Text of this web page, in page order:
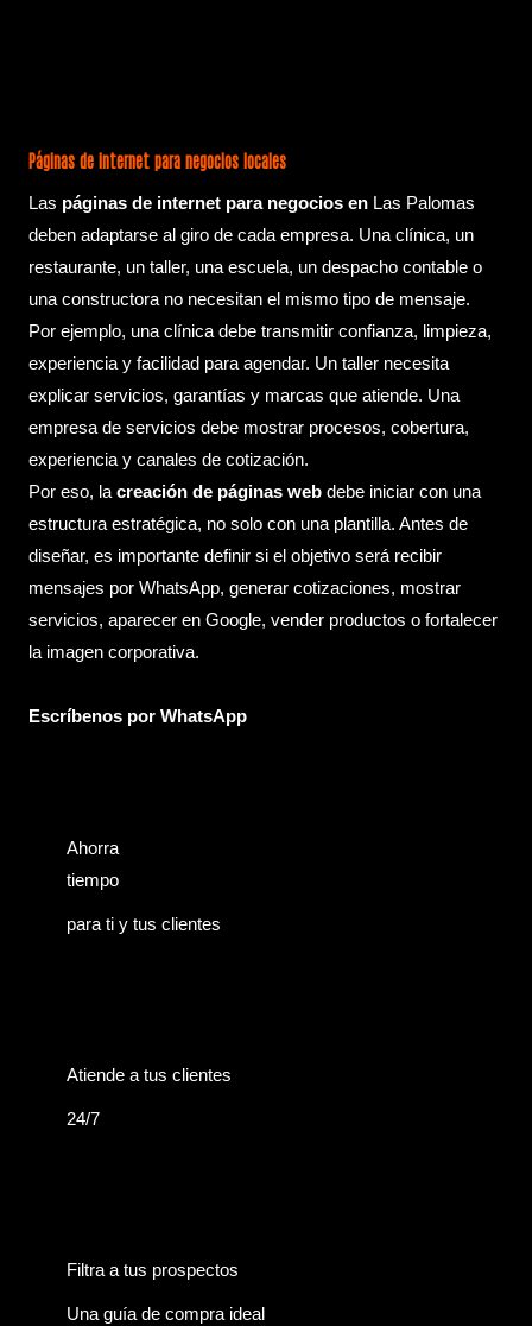
Páginas de internet para negocios locales
Las páginas de internet para negocios en Las Palomas
deben adaptarse al giro de cada empresa. Una clínica, un
restaurante, un taller, una escuela, un despacho contable o
una constructora no necesitan el mismo tipo de mensaje.
Por ejemplo, una clínica debe transmitir confianza, limpieza,
experiencia y facilidad para agendar. Un taller necesita
explicar servicios, garantías y marcas que atiende. Una
empresa de servicios debe mostrar procesos, cobertura,
experiencia y canales de cotización.
Por eso, la creación de páginas web debe iniciar con una
estructura estratégica, no solo con una plantilla. Antes de
diseñar, es importante definir si el objetivo será recibir
mensajes por WhatsApp, generar cotizaciones, mostrar
servicios, aparecer en Google, vender productos o fortalecer
la imagen corporativa.
Escríbenos por WhatsApp
Ahorra
tiempo
para ti y tus clientes
Atiende a tus clientes
24/7
Filtra a tus prospectos
Una guía de compra ideal